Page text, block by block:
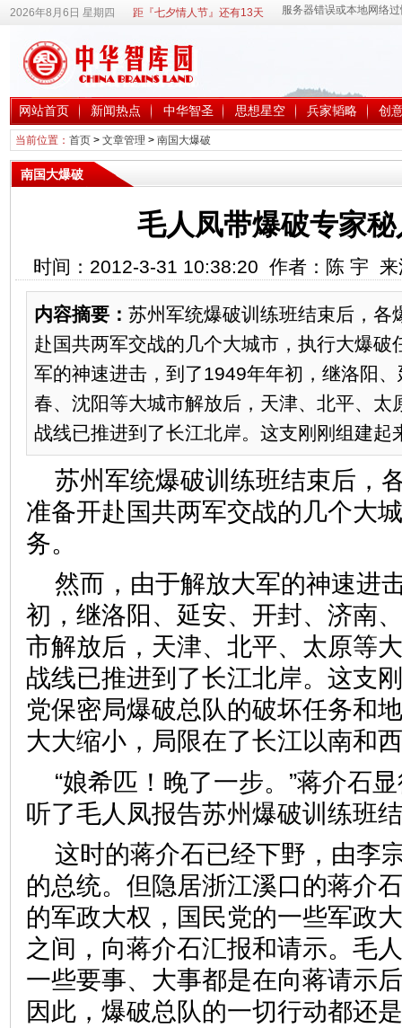
2026年8月6日 星期四 距『七夕情人节』还有13天
网站首页 新闻热点 中华智圣 思想星空 兵家韬略 创
当前位置： 首页> 文章管理 > 南国大爆破
南国大爆破
毛人凤带爆破专家
时间：2012-3-31 10:38:20 作者：陈 宇
内容摘要： 苏州军统爆破训练班结束后，各
赴国共两军交战的几个大城市，执行大爆破
军的神速进击，到了1949年年初，继洛阳
春、沈阳等大城市解放后，天津、北平、太
战线已推进到了长江北岸。这支刚刚组建起
苏州军统爆破训练班结束后，
准备开赴国共两军交战的几个大
务。
然而，由于解放大军的神速进
初，继洛阳、延安、开封、济南
市解放后，天津、北平、太原等
战线已推进到了长江北岸。这支
党保密局爆破总队的破坏任务和
大大缩小，局限在了长江以南和
“娘希匹！晚了一步。”蒋介石
听了毛人凤报告苏州爆破训练班
这时的蒋介石已经下野，由李
的总统。但隐居浙江溪口的蒋介
的军政大权，国民党的一些军政
之间，向蒋介石汇报和请示。毛
一些要事、大事都是在向蒋请示
因此，爆破总队的一切行动都还